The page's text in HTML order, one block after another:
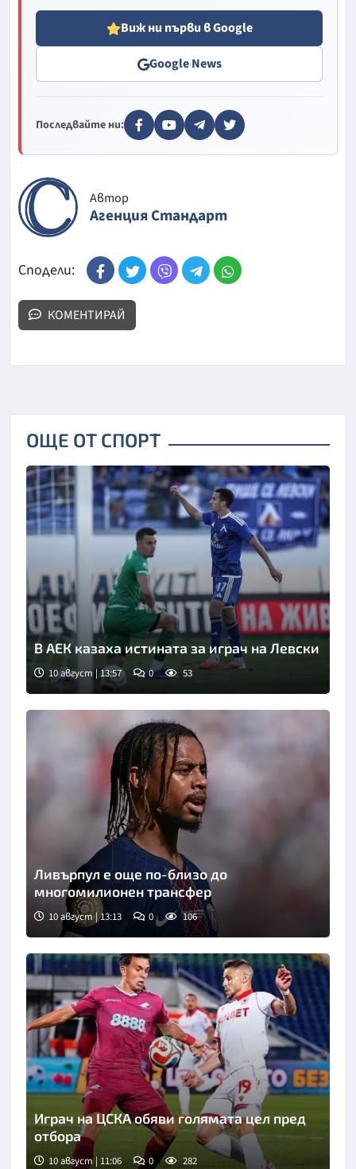
Виж ни първи в Google
Google News
Последвайте ни:
Автор
Агенция Стандарт
Сподели:
КОМЕНТИРАЙ
ОЩЕ ОТ СПОРТ
В АЕК казаха истината за играч на Левски
10 август | 13:57 0 53
Ливърпул е още по-близо до
многомилионен трансфер
10 август | 13:13 0 106
Играч на ЦСКА обяви голямата цел пред
отбора
10 август | 11:06 0 282